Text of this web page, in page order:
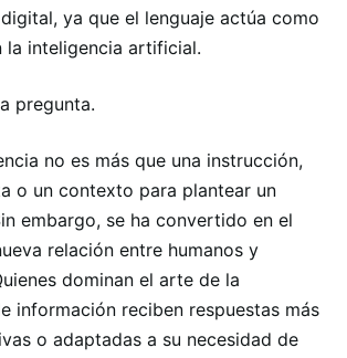
ya que el lenguaje actúa como
la inteligencia artificial.
pregunta.
no es más que una instrucción,
o un contexto para plantear un
embargo, se ha convertido en el
relación entre humanos y
dominan el arte de la
información reciben respuestas más
o adaptadas a su necesidad de